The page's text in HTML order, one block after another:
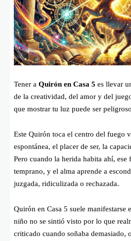
Tener a Quirón en Casa 5 es llevar
de la creatividad, del amor y del
que mostrar tu luz puede ser
Este Quirón toca el centro del fuego
espontánea, el placer de ser, la
Pero cuando la herida habita ahí, ese
temprano, y el alma aprende a
juzgada, ridiculizada o rechazada.
Quirón en Casa 5 suele manifestarse
niño no se sintió visto por lo que
criticado cuando soñaba demasiado,